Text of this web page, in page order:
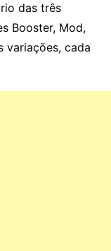
das três
Booster, Mod,
variações, cada